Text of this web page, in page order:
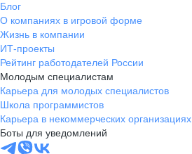
Блог
О компаниях в игровой форме
Жизнь в компании
ИТ-проекты
Рейтинг работодателей России
Молодым специалистам
Карьера для молодых специалистов
Школа программистов
Карьера в некоммерческих организациях
Боты для уведомлений